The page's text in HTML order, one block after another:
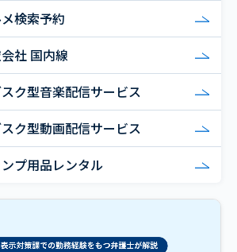
検索予約
社 国内線
スク型音楽配信サービス
スク型動画配信サービス
ンプ用品レンタル